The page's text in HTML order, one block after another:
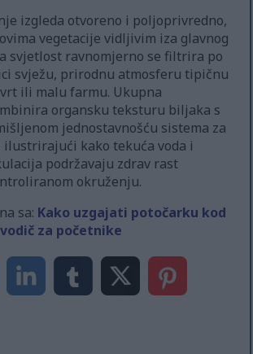
izgleda otvoreno i poljoprivredno,
vegetacije vidljivim iza glavnog
svjetlost ravnomjerno se filtrira po
svježu, prirodnu atmosferu tipičnu
ili malu farmu. Ukupna
organsku teksturu biljaka s
jednostavnošću sistema za
ilustrirajući kako tekuća voda i
podržavaju zdrav rast
okruženju.
sa: Kako uzgajati potočarku kod
za početnike